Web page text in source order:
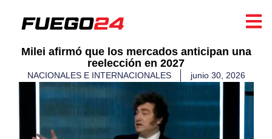
Milei afirmó que los mercados anticipan una
reelección en 2027
NACIONALES E INTERNACIONALES junio 30, 2026